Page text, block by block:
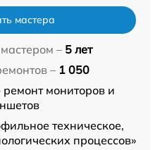
мастера
– 5 лет
– 1 050
ремонт мониторов и
техническое,
процессов»